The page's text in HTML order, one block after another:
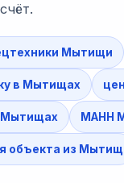
Мытищи
в Мытищах
Мытищах МАНН
объекта из Мытищ